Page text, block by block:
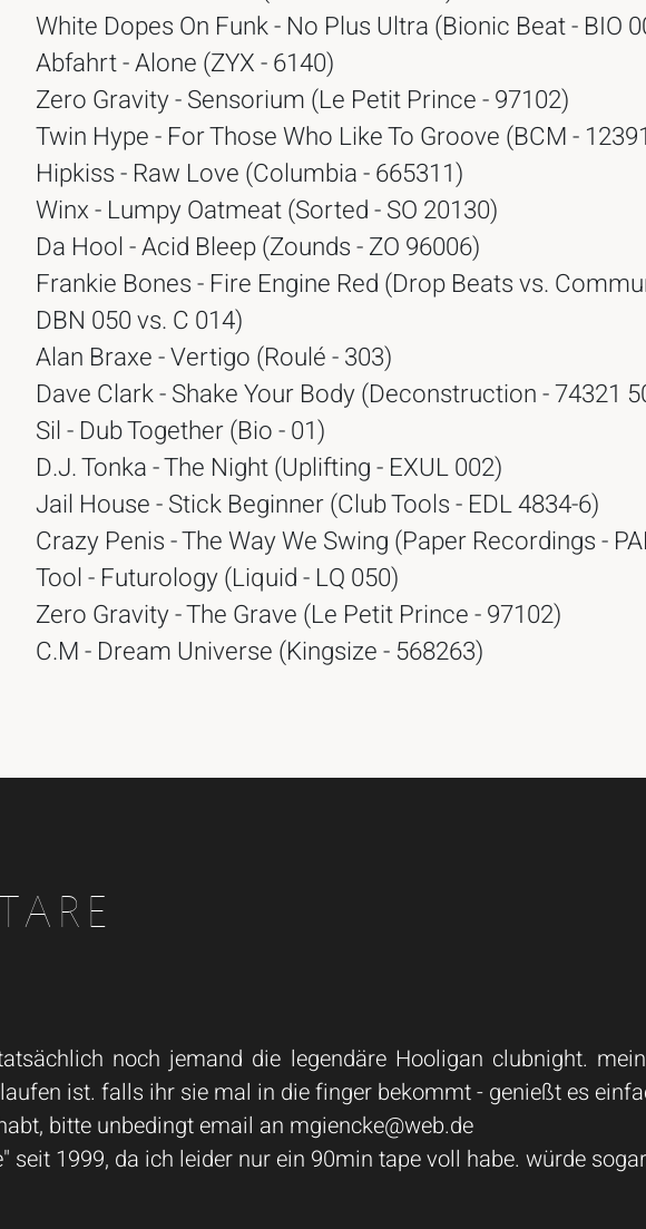
White Dopes On Funk - No Plus Ultra (Bionic Beat - BIO
Abfahrt - Alone (ZYX - 6140)
Zero Gravity - Sensorium (Le Petit Prince - 97102)
Twin Hype - For Those Who Like To Groove (BCM -
Hipkiss - Raw Love (Columbia - 665311)
Winx - Lumpy Oatmeat (Sorted - SO 20130)
Da Hool - Acid Bleep (Zounds - ZO 96006)
Frankie Bones - Fire Engine Red (Drop Beats vs.
DBN 050 vs. C 014)
Alan Braxe - Vertigo (Roulé - 303)
Dave Clark - Shake Your Body (Deconstruction - 74321
Sil - Dub Together (Bio - 01)
D.J. Tonka - The Night (Uplifting - EXUL 002)
Jail House - Stick Beginner (Club Tools - EDL 4834-6)
Crazy Penis - The Way We Swing (Paper Recordings -
Tool - Futurology (Liquid - LQ 050)
Zero Gravity - The Grave (Le Petit Prince - 97102)
C.M - Dream Universe (Kingsize - 568263)
noch jemand die legendäre Hooligan clubnight.
ist. falls ihr sie mal in die finger bekommt - genießt es
bitte unbedingt email an mgiencke@web.de
seit 1999, da ich leider nur ein 90min tape voll habe. würde